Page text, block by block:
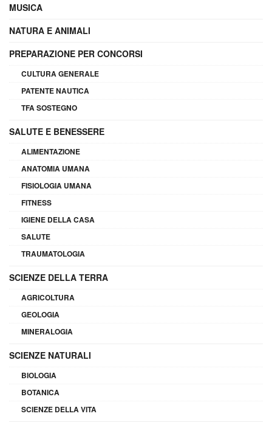
MUSICA
NATURA E ANIMALI
PREPARAZIONE PER CONCORSI
CULTURA GENERALE
PATENTE NAUTICA
TFA SOSTEGNO
SALUTE E BENESSERE
ALIMENTAZIONE
ANATOMIA UMANA
FISIOLOGIA UMANA
FITNESS
IGIENE DELLA CASA
SALUTE
TRAUMATOLOGIA
SCIENZE DELLA TERRA
AGRICOLTURA
GEOLOGIA
MINERALOGIA
SCIENZE NATURALI
BIOLOGIA
BOTANICA
SCIENZE DELLA VITA